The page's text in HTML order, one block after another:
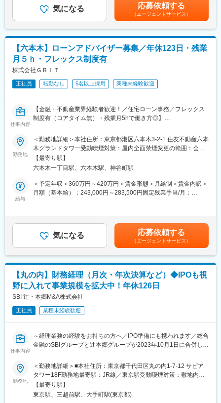
■当ポジションの魅力：
◇やりがいを持ち長く働ける環境が整っています。取扱商品もア
す。
◇アフラックの代理店で九州トップクラスの代理店です。
◇研修や店舗運営においてアフラック社からの支援もあります。
◇年間休日108日（週休2日）別途、年5日の計画有給を取ってお
ります。
■現在活躍している社員より./前職は異業界が多数（公務員やケー
スワーカーなど）
・どんなきっかけで保険業界志望したの？
⇒身近な方のがん罹患が大きいです。「治療中にお金の心配をす
た。
⇒一人ひとりと深く関われる営業と感じた。直接「助かった」と
言われる仕事を求めて転職をした。
⇒ノルマに追われず、顧客視点で提案できる保険営業。風通しの
良い職場で、自由度の高い働き方が叶います♪
・働きながら、子育てをされている社員も在籍しています。
・転居を伴う転勤は基本的に発生しません。
■組織体制：
1店舗あたり2～3名体制にて運営しています。
変更の範囲：会社の定める業務
気になる 応募依頼する
（エージェントサービス）
【六本木】ローンアドバイザー募集／年休123日・残業
月５ｈ・フレックス制度有
株式会社ＧＲＩＴ
正社員 転勤なし 5名以上採用 業種未経験歓迎
仕事内容
【金融・不動産業界経験者歓迎！／住宅ローン事務／フレックス
制度有（コアタイム無）・残業月5hで働き方◎】
■ミッション
住宅ローン手続きをスムーズに進めることがミッションです。書
類確認やデータ入力だけでなく、「不備を防ぐ」「円滑にやり取
りを進める」といった調整力が求められるポジションです。
正確な対応を通じて、お客様の「マイホーム購入」や「不動産取
引」を安心して進められるよう支える重要な役割です。
取引先は大手不動産会社が中心で、金融・不動産知識を活かした
円滑な連携が可能です。
・住宅ローン申込書類とシステム入力内容のチェック
・お客様・提携会社からの問い合わせ対応
※未経験者も研修で丁寧にフォローするため、ご安心ください！
■業務のポイント
正確に業務を進めるだけでなく、お客様ごとに異なる資産状況に
合わせた柔軟な対応力も求められます。単なる事務作業ではな
く、状況に応じて臨機応変に動ける方には大きなやりがいがあり
ます。
■組織構成
男女比3:7で女性が多めな職場です。
■働き方
・フレックス制度（コアタイムなし）
勤務地
＜勤務地詳細＞本社住所：東京都港区六本木3-2-1 住友不動産六本
木グランドタワー受動喫煙対策：屋内全面禁煙変更の範囲：会社
の定める事業所
【最寄り駅】
六本木一丁目駅、六本木駅、神谷町駅
給与
＜予定年収＞360万円～420万円＜賃金形態＞月給制＜賃金内訳＞
月額（基本給）：243,000円～283,500円固定残業手当/月：
給：あり賃金はあくまでも目安の金額であり、選考を通じて上下
する可能性があります。月給(月額)は固定手当を含めた表記です。
気になる 応募依頼する
（エージェントサービス）
【丸の内】財務経理（月次・年次決算など）◆IPOも視
野に入れて事業規模を拡大中！年休126日
SBI 辻・本郷M&A株式会社
正社員 業種未経験歓迎
仕事内容
～経理業務の経験をお持ちの方へ／IPO準備にも携われます／総合
金融のSBIグループと辻本郷グループが2023年10月1日に合併し、
成長中企業～
■業務内容
当社の財務経理業務を担っていただきます。
◎月次決算、年次決算の作成
勤務地
＜勤務地詳細＞■本社住所：東京都千代田区丸の内1-7-12 サピア
タワー18F勤務地最寄駅：JR線／東京駅受動喫煙対策：敷地内喫
煙可能場所あり変更の範囲：会社の定める事業所
【最寄り駅】
東京駅、三越前駅、大手町駅(東京都)